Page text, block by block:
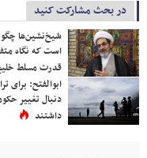
در بحث مشارکت کنید
شیخ‌نشین‌ها
است که نگاه
قدرت مسلط
ابوالفتح: برای
دنبال تغییر
داشتند